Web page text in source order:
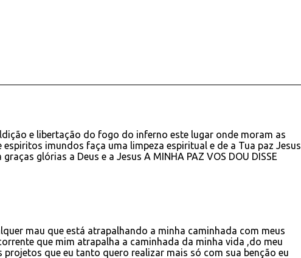
e libertação do fogo do inferno este lugar onde moram as
imundos faça uma limpeza espiritual e de a Tua paz Jesus
glórias a Deus e a Jesus A MINHA PAZ VOS DOU DISSE
mau que está atrapalhando a minha caminhada com meus
que mim atrapalha a caminhada da minha vida ,do meu
que eu tanto quero realizar mais só com sua benção eu